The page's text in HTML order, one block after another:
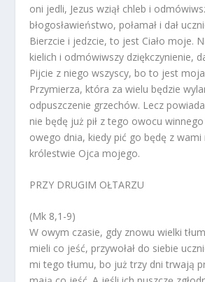
oni jedli, Jezus wziął chleb i
błogosławieństwo, połamał i dał
Bierzcie i jedzcie, to jest Ciało moje.
kielich i odmówiwszy dziękczynienie,
Pijcie z niego wszyscy, bo to jest
Przymierza, która za wielu będzie
odpuszczenie grzechów. Lecz
nie będę już pił z tego owocu
owego dnia, kiedy pić go będę z
królestwie Ojca mojego.
PRZY DRUGIM OŁTARZU
(Mk 8,1-9)
W owym czasie, gdy znowu wielki
mieli co jeść, przywołał do siebie
mi tego tłumu, bo już trzy dni trwają